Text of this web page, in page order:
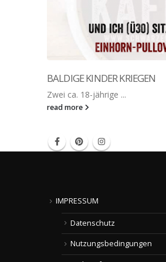
BALDIGE KINDER KRIEGEN
Zwei ca. 18-jährige ...
read more
IMPRESSUM
Datenschutz
Nutzungsbedingungen